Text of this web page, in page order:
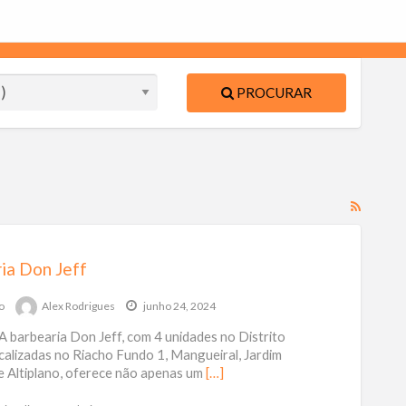
PROCURAR
Feed
Don Jeff
Alex Rodrigues junho 24, 2024
barbearia Don Jeff, com 4 unidades no Distrito
no Riacho Fundo 1, Mangueiral, Jardim
Altiplano, oferece não apenas um […]